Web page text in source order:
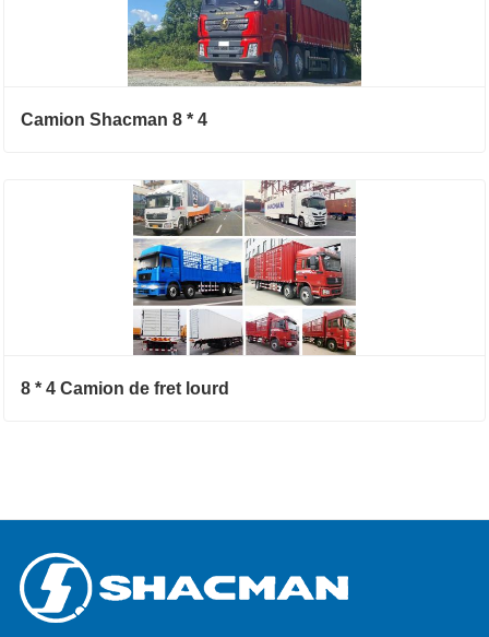
Camion Shacman 8 * 4
8 * 4 Camion de fret lourd